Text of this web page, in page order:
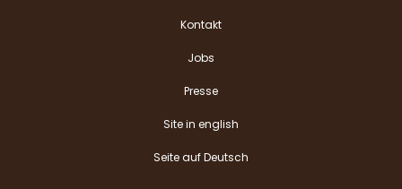
Kontakt
Jobs
Presse
Site in english
Seite auf Deutsch